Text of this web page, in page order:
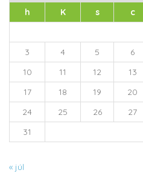
h
K s c
3
4 5 6
10
11 12 13
17
18 19 20
24
25 26 27
31
« júl